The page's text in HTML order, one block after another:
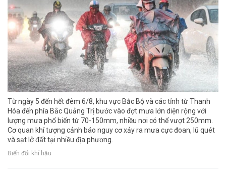
Từ ngày 5 đến hết đêm 6/8, khu vực Bắc Bộ và các tỉnh từ Thanh
Hóa đến phía Bắc Quảng Trị bước vào đợt mưa lớn diện rộng với
lượng mưa phổ biến từ 70-150mm, nhiều nơi có thể vượt 250mm.
Cơ quan khí tượng cảnh báo nguy cơ xảy ra mưa cực đoan, lũ quét
và sạt lở đất tại nhiều địa phương.
Biến đổi khí hậu